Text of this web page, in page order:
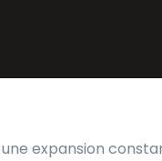
expansion